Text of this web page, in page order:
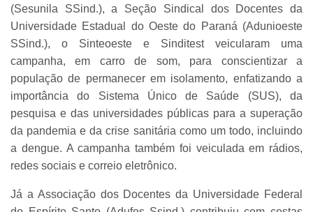
(Sesunila SSind.), a Seção Sindical dos Docentes da
Universidade Estadual do Oeste do Paraná (Adunioeste
SSind.), o Sinteoeste e Sinditest veicularam uma
campanha, em carro de som, para conscientizar a
população de permanecer em isolamento, enfatizando a
importância do Sistema Único de Saúde (SUS), da
pesquisa e das universidades públicas para a superação
da pandemia e da crise sanitária como um todo, incluindo
a dengue. A campanha também foi veiculada em rádios,
redes sociais e correio eletrônico.
Já a Associação dos Docentes da Universidade Federal